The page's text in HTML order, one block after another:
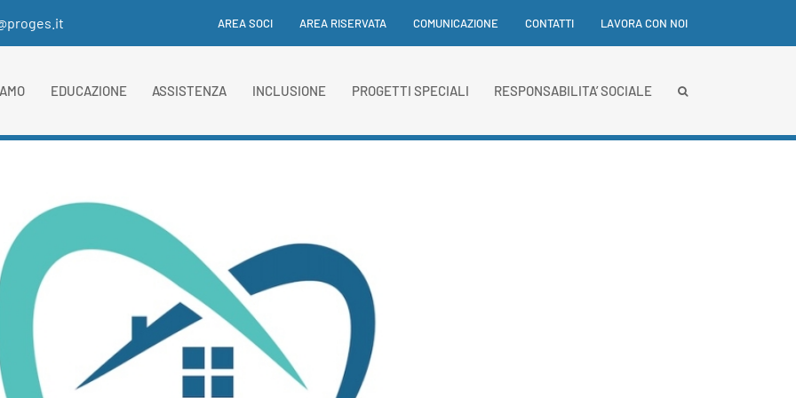
AREA SOCI AREA RISERVATA COMUNICAZIONE CONTATTI LAVORA CON NOI
EDUCAZIONE ASSISTENZA INCLUSIONE PROGETTI SPECIALI RESPONSABILITA’ SOCIALE